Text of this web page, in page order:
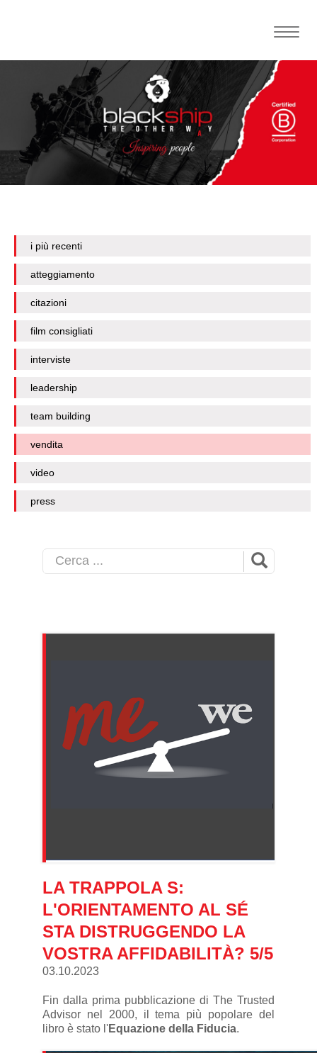
Toggle
i più recenti
atteggiamento
citazioni
film consigliati
interviste
leadership
team building
vendita
video
press
LA TRAPPOLA S:
L'ORIENTAMENTO AL SÉ
STA DISTRUGGENDO LA
VOSTRA AFFIDABILITÀ? 5/5
03.10.2023
Fin dalla prima pubblicazione di The Trusted
Advisor nel 2000, il tema più popolare del
libro è stato l'Equazione della Fiducia.